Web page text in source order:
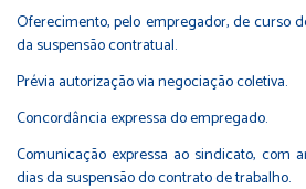
Oferecimento, pelo empregador, de curso
da suspensão contratual.
Prévia autorização via negociação coletiva.
Concordância expressa do empregado.
Comunicação expressa ao sindicato, com
dias da suspensão do contrato de trabalho.